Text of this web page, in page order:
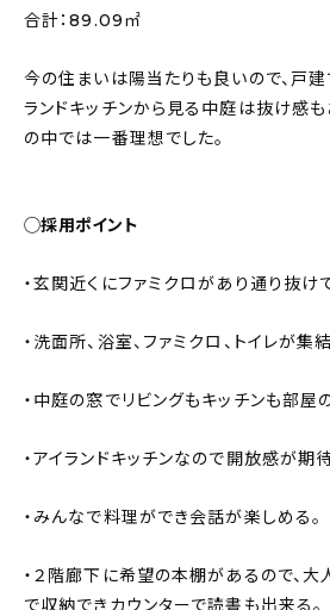
合計：89.09㎡
今の住まいは陽当たりも良いので、戸建
ランドキッチンから見る中庭は抜け感も
の中では一番理想でした。
◯採用ポイント
・玄関近くにファミクロがあり通り抜け
・洗面所、浴室、ファミクロ、トイレが集
・中庭の窓でリビングもキッチンも部屋
・アイランドキッチンなので開放感が期
・みんなで料理ができ会話が楽しめる。
・２階廊下に希望の本棚があるので、
で収納できカウンターで読書も出来る。